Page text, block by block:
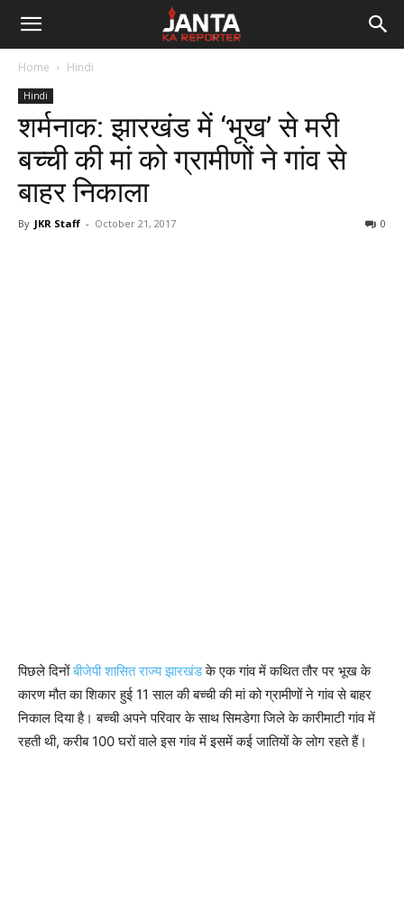
Janta
Reporter
Home Hindi
Hindi
शर्मनाक: झारखंड में ‘भूख’ से मरी
बच्ची की मां को ग्रामीणों ने गांव से
बाहर निकाला
By JKR Staff - October 21, 2017 0
पिछले दिनोंबीजेपी शासित राज्य झारखंडके एक गांव में कथित तौर पर भूख के
कारण मौत का शिकार हुई 11 साल की बच्ची की मां को ग्रामीणों ने गांव से बाहर
निकाल दिया है। बच्ची अपने परिवार के साथ सिमडेगा जिले के कारीमाटी गांव में
रहती थी, करीब 100 घरों वाले इस गांव में इसमें कई जातियों के लोग रहते हैं।